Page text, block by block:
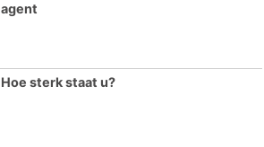
agent
Hoe sterk staat u?